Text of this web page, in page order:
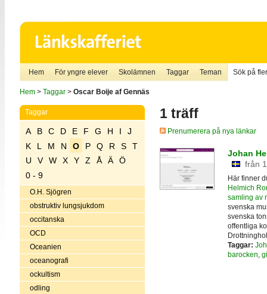
Hem För yngre elever Skolämnen Taggar Teman Sök på
Hem> Taggar> Oscar Boije af Gennäs
Taggar
A B C D E F G H I
J
K
L M N O P Q R S
T
U
V W X Y Z Å Ä
Ö
0 - 9
O.H. Sjögren
obstruktiv lungsjukdom
occitanska
OCD
Oceanien
oceanografi
ockultism
odling
1 träff
Prenumerera på nya länkar
Johan
från
Här finner
Helmich
samling av
svenska
svenska
offentliga
Taggar:
barocken